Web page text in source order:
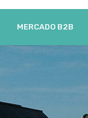
MERCADO B2B